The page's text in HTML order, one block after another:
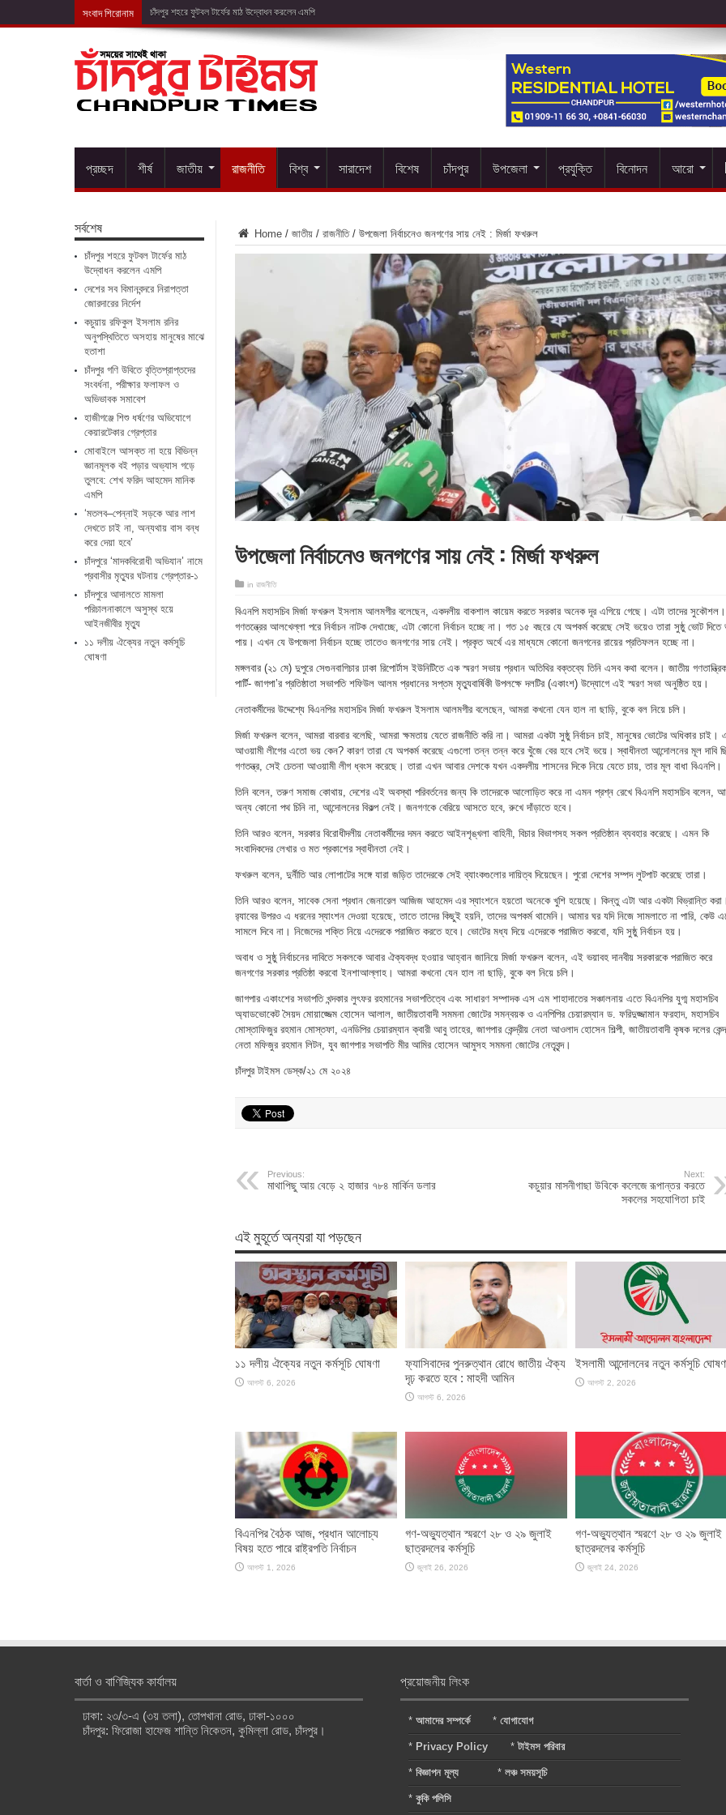
সংবাদ শিরোনাম দেশের সব বিম
প্রচ্ছদ শীর্ষ জাতীয় রাজনীতি বিশ্ব সারাদেশ বিশেষ চাঁদপুর উপজেলা প্রযুক্তি বিনোদন আরো
Home / জাতীয় / রাজনীতি / উপজেলা নির্বাচনেও জনগণের সায় নেই : মির্জা ফখরুল
উপজেলা নির্বাচনেও জনগণের সায় নেই : মির্জা ফখরুল
in রাজনীতি
বিএনপি মহাসচিব মির্জা ফখরুল ইসলাম আলমগীর বলেছেন, একদলীয় বাকশাল কায়েম করতে সরকার অনেক দূর এগিয়ে গেছে। এটা তাদের সুকৌশল।
গণতন্ত্রের আলখেল্লা পরে নির্বাচন নাটক দেখাচ্ছে, এটা কোনো নির্বাচন হচ্ছে না। গত ১৫ বছরে যে অপকর্ম করেছে সেই ভয়েও তারা সুষ্ঠু ভোট দিতে
পায়। এখন যে উপজেলা নির্বাচন হচ্ছে তাতেও জনগণের সায় নেই। প্রকৃত অর্থে এর মাধ্যমে কোনো জনগনের রায়ের প্রতিফলন হচ্ছে না।
মঙ্গলবার (২১ মে) দুপুরে সেগুনবাগিচার ঢাকা রিপোর্টাস ইউনিটিতে এক স্মরণ সভায় প্রধান অতিথির বক্তব্যে তিনি এসব কথা বলেন। জাতীয় গণতান্ত্রিক
পার্টি- জাগপা’র প্রতিষ্ঠাতা সভাপতি শফিউল আলম প্রধানের সপ্তম মৃত্যুবার্ষিকী উপলক্ষে দলটির (একাংশ) উদ্যোগে এই স্মরণ সভা অনুষ্ঠিত হয়।
নেতাকর্মীদের উদ্দেশ্যে বিএনপির মহাসচিব মির্জা ফখরুল ইসলাম আলমগীর বলেছেন, আমরা কখনো যেন হাল না ছাড়ি, বুকে বল নিয়ে চলি।
মির্জা ফখরুল বলেন, আমরা বারবার বলেছি, আমরা ক্ষমতায় যেতে রাজনীতি করি না। আমরা একটা সুষ্ঠু নির্বাচন চাই, মানুষের ভোটের অধিকার চাই।
আওয়ামী লীগের এতো ভয় কেন? কারণ তারা যে অপকর্ম করেছে এগুলো তন্ন তন্ন করে খুঁজে বের হবে সেই ভয়ে। স্বাধীনতা আন্দোলনের মূল দাবি
গণতন্ত্র, সেই চেতনা আওয়ামী লীগ ধ্বংস করেছে। তারা এখন আবার দেশকে যখন একদলীয় শাসনের দিকে নিয়ে যেতে চায়, তার মূল বাধা বিএনপি।
তিনি বলেন, তরুণ সমাজ কোথায়, দেশের এই অবস্থা পরিবর্তনের জন্য কি তাদেরকে আলোড়িত করে না এমন প্রশ্ন রেখে বিএনপি মহাসচিব বলেন,
অন্য কোনো পথ চিনি না, আন্দোলনের বিকল্প নেই। জনগণকে বেরিয়ে আসতে হবে, রুখে দাঁড়াতে হবে।
তিনি আরও বলেন, সরকার বিরোধীদলীয় নেতাকর্মীদের দমন করতে আইনশৃঙ্খলা বাহিনী, বিচার বিভাগসহ সকল প্রতিষ্ঠান ব্যবহার করেছে। এমন কি
সংবাদিকদের লেখার ও মত প্রকাশের স্বাধীনতা নেই।
ফখরুল বলেন, দুর্নীতি আর লোপাটের সঙ্গে যারা জড়িত তাদেরকে সেই ব্যাংকগুলোর দায়িত্ব দিয়েছেন। পুরো দেশের সম্পদ লুটপাট করেছে তারা।
তিনি আরও বলেন, সাবেক সেনা প্রধান জেনারেল আজিজ আহমেদ এর স্যাংশনে হয়তো অনেকে খুশি হয়েছে। কিন্তু এটা আর একটা বিভ্রান্তি
র‍্যাবের উপরও এ ধরনের স্যাংশন দেওয়া হয়েছে, তাতে তাদের কিছুই হয়নি, তাদের অপকর্ম থামেনি। আমার ঘর যদি নিজে সামলাতে না পারি, কেউ
সামলে দিবে না। নিজেদের শক্তি নিয়ে এদেরকে পরাজিত করতে হবে। ভোটের মধ্য দিয়ে এদেরকে পরাজিত করবো, যদি সুষ্ঠু নির্বাচন হয়।
অবাধ ও সুষ্ঠু নির্বাচনের দাবিতে সকলকে আবার ঐক্যবদ্ধ হওয়ার আহ্বান জানিয়ে মির্জা ফখরুল বলেন, এই ভয়াবহ দানবীয় সরকারকে পরাজিত করে
জনগণের সরকার প্রতিষ্ঠা করবো ইনশাআল্লাহ। আমরা কখনো যেন হাল না ছাড়ি, বুকে বল নিয়ে চলি।
জাগপার একাংশের সভাপতি খন্দকার লুৎফর রহমানের সভাপতিত্বে এবং সাধারণ সম্পাদক এস এম শাহাদাতের সঞ্চালনায় এতে বিএনপির যুগ্ম মহাসচিব
অ্যাডভোকেট সৈয়দ মোয়াজ্জেম হোসেন আলাল, জাতীয়তাবাদী সমমনা জোটের সমন্বয়ক ও এনপিপির চেয়ারম্যান ড. ফরিদুজ্জামান ফরহাদ, মহাসচিব
মোস্তাফিজুর রহমান মোস্তফা, এনডিপির চেয়ারম্যান ক্বারী আবু তাহের, জাগপার কেন্দ্রীয় নেতা আওলাদ হোসেন শিল্পী, জাতীয়তাবাদী কৃষক দলের
নেতা মফিজুর রহমান লিটন, যুব জাগপার সভাপতি মীর আমির হোসেন আমুসহ সমমনা জোটের নেতৃবৃন্দ।
চাঁদপুর টাইমস ডেস্ক/২১ মে ২০২৪
Previous:
মাথাপিছু আয় বেড়ে ২ হাজার ৭৮৪ মার্কিন ডলার
Next:
কচুয়ার মাসনীগাছা উবিকে কলেজে রূপান্তর করতে
সকলের সহযোগিতা চাই
এই মুহূর্তে অন্যরা যা পড়ছেন
১১ দলীয় ঐক্যের নতুন কর্মসূচি ঘোষণা
আগস্ট 6, 2026
ফ্যাসিবাদের পুনরুত্থান রোধে জাতীয় ঐক্য
দৃঢ় করতে হবে : মাহদী আমিন
আগস্ট 6, 2026
ইসলামী আন্দোলনের নতুন কর্মসূচি
আগস্ট 2, 2026
বিএনপির বৈঠক আজ, প্রধান আলোচ্য
বিষয় হতে পারে রাষ্ট্রপতি নির্বাচন
আগস্ট 1, 2026
গণ-অভ্যুত্থান স্মরণে ২৮ ও ২৯ জুলাই
ছাত্রদলের কর্মসূচি
জুলাই 26, 2026
গণ-অভ্যুত্থান স্মরণে ২৮ ও ২৯ জুলাই
ছাত্রদলের কর্মসূচি
জুলাই 24, 2026
সর্বশেষ
চাঁদপুর শহরে ফুটবল টার্ফের মাঠ
উদ্বোধন করলেন এমপি
দেশের সব বিমানবন্দরে নিরাপত্তা
জোরদারের নির্দেশ
কচুয়ায় রফিকুল ইসলাম রনির
অনুপস্থিতিতে অসহায় মানুষের মাঝে
হতাশা
চাঁদপুর গণি উবিতে বৃত্তিপ্রাপ্তদের
সংবর্ধনা, পরীক্ষার ফলাফল ও
অভিভাবক সমাবেশ
হাজীগঞ্জে শিশু ধর্ষণের অভিযোগে
কেয়ারটেকার গ্রেপ্তার
মোবাইলে আসক্ত না হয়ে বিভিন্ন
জ্ঞানমূলক বই পড়ার অভ্যাস গড়ে
তুলবে: শেখ ফরিদ আহমেদ মানিক
এমপি
‘মতলব–পেন্নাই সড়কে আর লাশ
দেখতে চাই না, অন্যথায় বাস বন্ধ
করে দেয়া হবে’
চাঁদপুরে ‘মাদকবিরোধী অভিযান’ নামে
প্রবাসীর মৃত্যুর ঘটনায় গ্রেপ্তার-১
চাঁদপুরে আদালতে মামলা
পরিচালনাকালে অসুস্থ হয়ে
আইনজীবীর মৃত্যু
১১ দলীয় ঐক্যের নতুন কর্মসূচি
ঘোষণা
বার্তা ও বাণিজ্যিক কার্যালয়
ঢাকা: ২৩/৩-এ (৩য় তলা), তোপখানা রোড, ঢাকা-১০০০
চাঁদপুর: ফিরোজা হাফেজ শান্তি নিকেতন, কুমিল্লা রোড, চাঁদপুর।
প্রয়োজনীয় লিংক
*আমাদের সম্পর্কে *যোগাযোগ
* Privacy Policy *টাইমস পরিবার
*বিজ্ঞাপন মূল্য *লঞ্চ সময়সূচি
*কুকি পলিসি